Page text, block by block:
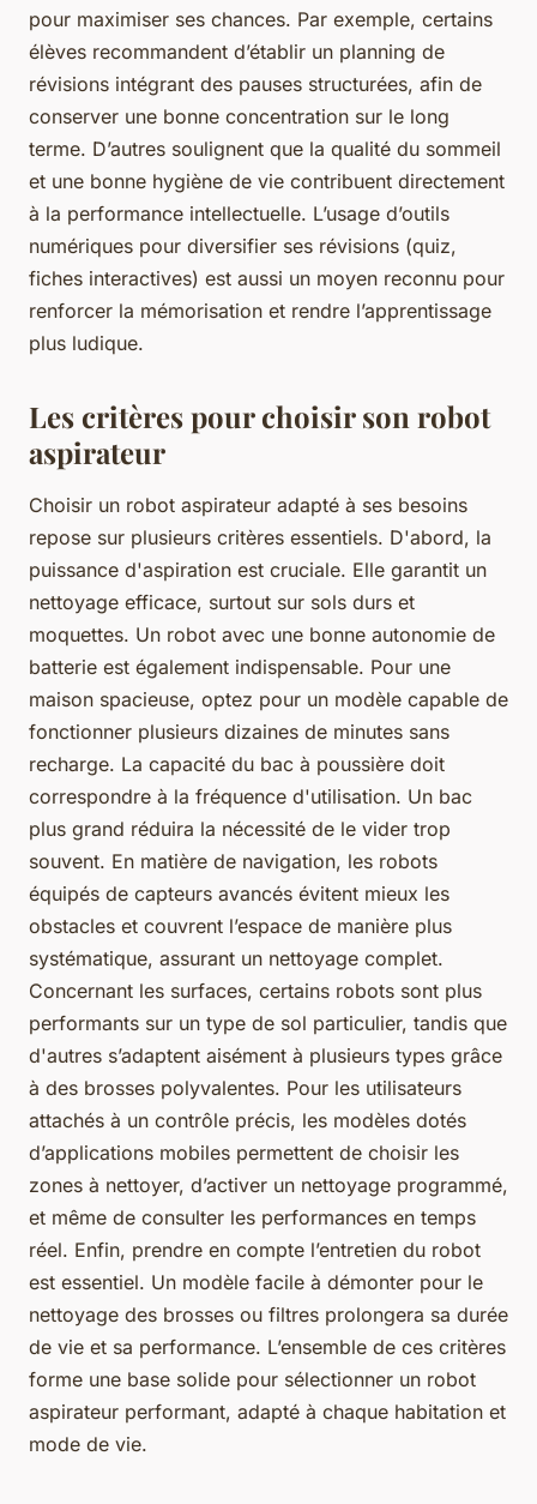
pour maximiser ses chances. Par exemple, certains
élèves recommandent d’établir un planning de
révisions intégrant des pauses structurées, afin de
conserver une bonne concentration sur le long
terme. D’autres soulignent que la qualité du sommeil
et une bonne hygiène de vie contribuent directement
à la performance intellectuelle. L’usage d’outils
numériques pour diversifier ses révisions (quiz,
fiches interactives) est aussi un moyen reconnu pour
renforcer la mémorisation et rendre l’apprentissage
plus ludique.
Les critères pour choisir son robot
aspirateur
Choisir un robot aspirateur adapté à ses besoins
repose sur plusieurs critères essentiels. D'abord, la
puissance d'aspiration est cruciale. Elle garantit un
nettoyage efficace, surtout sur sols durs et
moquettes. Un robot avec une bonne autonomie de
batterie est également indispensable. Pour une
maison spacieuse, optez pour un modèle capable de
fonctionner plusieurs dizaines de minutes sans
recharge. La capacité du bac à poussière doit
correspondre à la fréquence d'utilisation. Un bac
plus grand réduira la nécessité de le vider trop
souvent. En matière de navigation, les robots
équipés de capteurs avancés évitent mieux les
obstacles et couvrent l’espace de manière plus
systématique, assurant un nettoyage complet.
Concernant les surfaces, certains robots sont plus
performants sur un type de sol particulier, tandis que
d'autres s’adaptent aisément à plusieurs types grâce
à des brosses polyvalentes. Pour les utilisateurs
attachés à un contrôle précis, les modèles dotés
d’applications mobiles permettent de choisir les
zones à nettoyer, d’activer un nettoyage programmé,
et même de consulter les performances en temps
réel. Enfin, prendre en compte l’entretien du robot
est essentiel. Un modèle facile à démonter pour le
nettoyage des brosses ou filtres prolongera sa durée
de vie et sa performance. L’ensemble de ces critères
forme une base solide pour sélectionner un robot
aspirateur performant, adapté à chaque habitation et
mode de vie.